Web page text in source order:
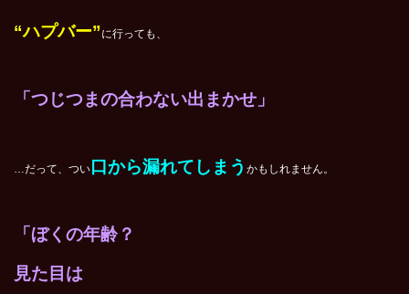
“ハプバー” に行っても、
「つじつまの合わない出まかせ」
…だって、つい 口から漏れてしまう かもしれません。
「ぼくの年齢？
見た目は